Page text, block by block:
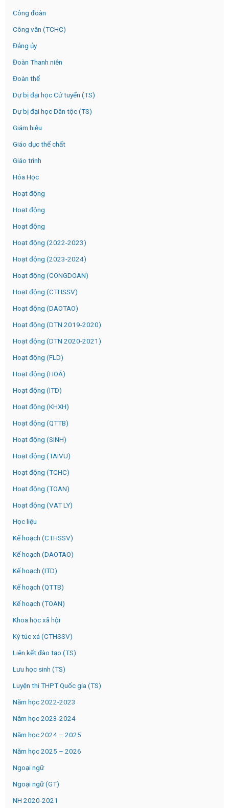
Công đoàn
Công văn (TCHC)
Đảng ủy
Đoàn Thanh niên
Đoàn thể
Dự bị đại học Cử tuyển (TS)
Dự bị đại học Dân tộc (TS)
Giám hiệu
Giáo dục thể chất
Giáo trình
Hóa Học
Hoạt động
Hoạt động
Hoạt động
Hoạt động (2022-2023)
Hoạt động (2023-2024)
Hoạt động (CONGDOAN)
Hoạt động (CTHSSV)
Hoạt động (DAOTAO)
Hoạt động (DTN 2019-2020)
Hoạt động (DTN 2020-2021)
Hoạt động (FLD)
Hoạt động (HOÁ)
Hoạt động (ITD)
Hoạt động (KHXH)
Hoạt động (QTTB)
Hoạt động (SINH)
Hoạt động (TAIVU)
Hoạt động (TCHC)
Hoạt động (TOAN)
Hoạt động (VAT LY)
Học liệu
Kế hoạch (CTHSSV)
Kế hoạch (DAOTAO)
Kế hoạch (ITD)
Kế hoạch (QTTB)
Kế hoạch (TOAN)
Khoa học xã hội
Ký túc xá (CTHSSV)
Liên kết đào tạo (TS)
Lưu học sinh (TS)
Luyện thi THPT Quốc gia (TS)
Năm học 2022-2023
Năm học 2023-2024
Năm học 2024 – 2025
Năm học 2025 – 2026
Ngoại ngữ
Ngoại ngữ (GT)
NH 2020-2021